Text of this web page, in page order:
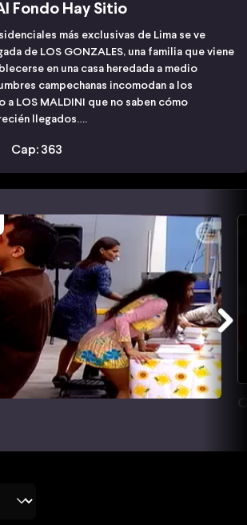
Fondo Hay Sitio
más exclusivas de Lima se ve
de LOS GONZALES, una familia que viene
en una casa heredada a medio
campechanas incomodan a los
LOS MALDINI que no saben cómo
llegados….
Cap: 363